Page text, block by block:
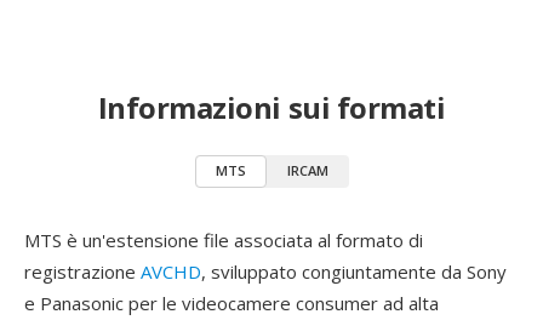
Informazioni sui formati
MTS IRCAM
MTS è un'estensione file associata al formato di
registrazione AVCHD, sviluppato congiuntamente da Sony
e Panasonic per le videocamere consumer ad alta